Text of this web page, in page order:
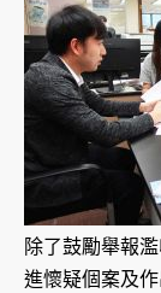
除了鼓勵舉報
進懷疑個案及作